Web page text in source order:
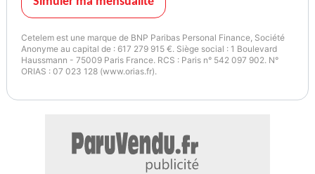
Cetelem est une marque de BNP Paribas Personal Finance, Société
Anonyme au capital de : 617 279 915 €. Siège social : 1 Boulevard
Haussmann - 75009 Paris France. RCS : Paris n° 542 097 902. N°
ORIAS : 07 023 128 (www.orias.fr).